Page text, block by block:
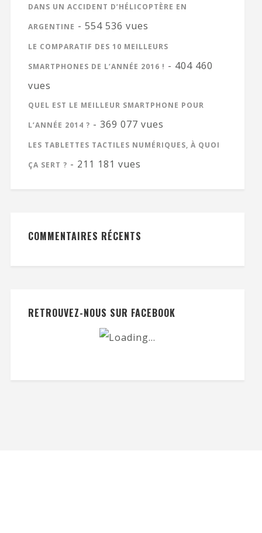
DANS UN ACCIDENT D’HÉLICOPTÈRE EN
ARGENTINE - 554 536 vues
LE COMPARATIF DES 10 MEILLEURS
SMARTPHONES DE L’ANNÉE 2016 ! - 404 460
vues
QUEL EST LE MEILLEUR SMARTPHONE POUR
L’ANNÉE 2014 ? - 369 077 vues
LES TABLETTES TACTILES NUMÉRIQUES, À QUOI
ÇA SERT ? - 211 181 vues
COMMENTAIRES RÉCENTS
RETROUVEZ-NOUS SUR FACEBOOK